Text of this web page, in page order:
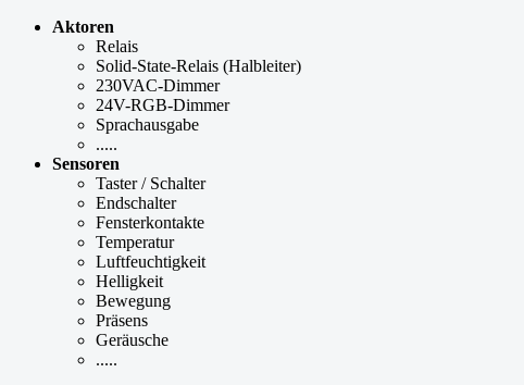
Aktoren
Relais
Solid-State-Relais (Halbleiter)
230VAC-Dimmer
24V-RGB-Dimmer
Sprachausgabe
.....
Sensoren
Taster / Schalter
Endschalter
Fensterkontakte
Temperatur
Luftfeuchtigkeit
Helligkeit
Bewegung
Präsens
Geräusche
.....